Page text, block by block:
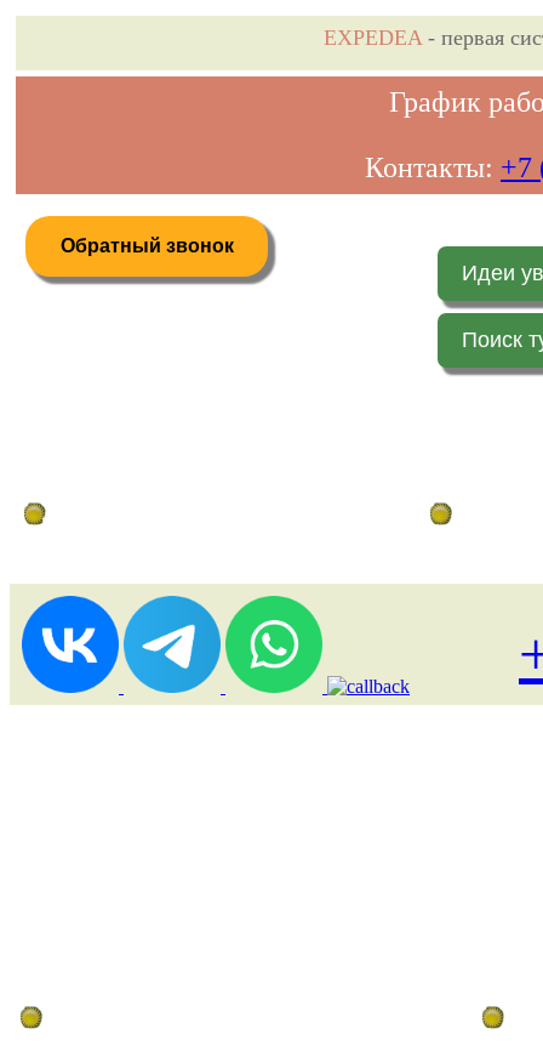
EXPEDEA- первая
График
Контакты: +7
Обратный звонок
Идеи
Поиск
Дистанционное бронирование туров